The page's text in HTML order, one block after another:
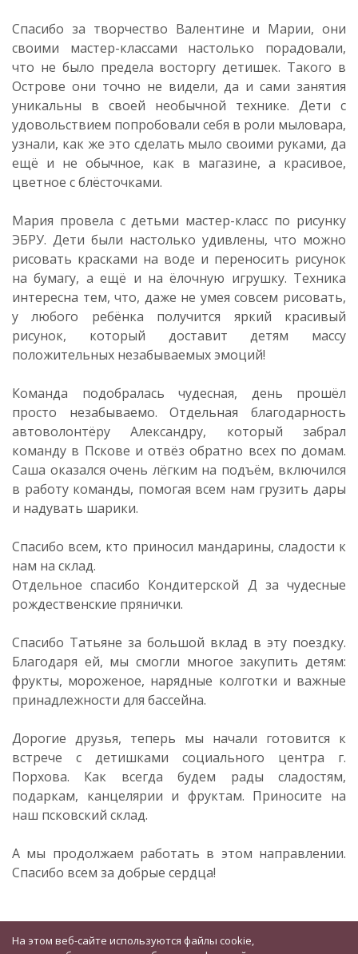
Спасибо за творчество Валентине и Марии, они
своими мастер-классами настолько порадовали,
что не было предела восторгу детишек. Такого в
Острове они точно не видели, да и сами занятия
уникальны в своей необычной технике. Дети с
удовольствием попробовали себя в роли мыловара,
узнали, как же это сделать мыло своими руками, да
ещё и не обычное, как в магазине, а красивое,
цветное с блёсточками.
Мария провела с детьми мастер-класс по рисунку
ЭБРУ. Дети были настолько удивлены, что можно
рисовать красками на воде и переносить рисунок
на бумагу, а ещё и на ёлочную игрушку. Техника
интересна тем, что, даже не умея совсем рисовать,
у любого ребёнка получится яркий красивый
рисунок, который доставит детям массу
положительных незабываемых эмоций!
Команда подобралась чудесная, день прошёл
просто незабываемо. Отдельная благодарность
автоволонтёру Александру, который забрал
команду в Пскове и отвёз обратно всех по домам.
Саша оказался очень лёгким на подъём, включился
в работу команды, помогая всем нам грузить дары
и надувать шарики.
Спасибо всем, кто приносил мандарины, сладости к
нам на склад.
Отдельное спасибо Кондитерской Д за чудесные
рождественские прянички.
Спасибо Татьяне за большой вклад в эту поездку.
Благодаря ей, мы смогли многое закупить детям:
фрукты, мороженое, нарядные колготки и важные
принадлежности для бассейна.
Дорогие друзья, теперь мы начали готовится к
встрече с детишками социального центра г.
Порхова. Как всегда будем рады сладостям,
подаркам, канцелярии и фруктам. Приносите на
наш псковский склад.
А мы продолжаем работать в этом направлении.
Спасибо всем за добрые сердца!
На этом веб-сайте используются файлы cookie,